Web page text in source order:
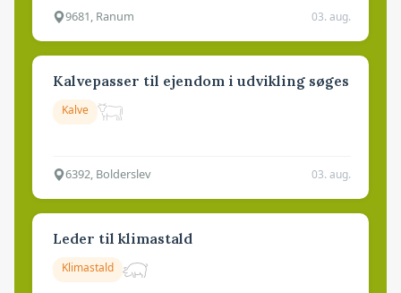
9681, Ranum 03. aug.
Kalvepasser til ejendom i udvikling søges
Kalve
6392, Bolderslev 03. aug.
Leder til klimastald
Klimastald